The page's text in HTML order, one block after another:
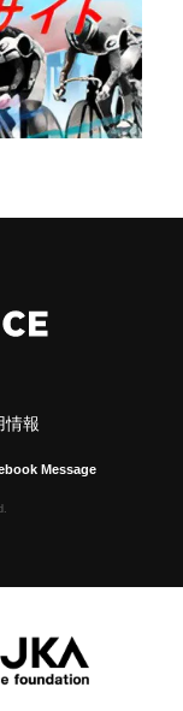
情報
Message